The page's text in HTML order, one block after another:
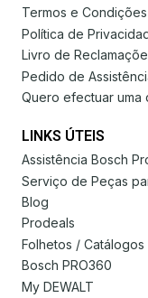
Termos e Condições
Política de
Livro de
Pedido de
Quero efectuar uma
LINKS ÚTEIS
Assistência Bosch
Serviço de Peças
Blog
Prodeals
Folhetos / Catálogos
Bosch PRO360
My DEWALT